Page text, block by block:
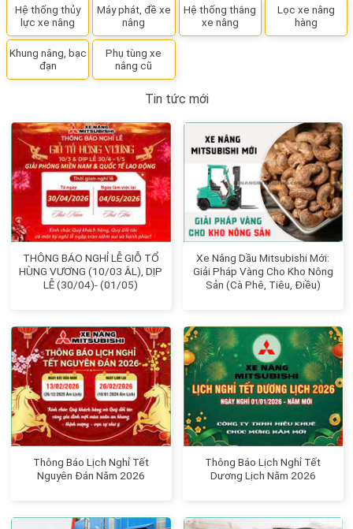
Hệ thống thủy
lực xe nâng
Máy phát, đề xe
nâng
Hệ thống thắng
xe nâng
Lọc xe nâng
hàng
Khung nâng, bạc
đạn
Phụ tùng xe
nâng cũ
Tin tức mới
THÔNG BÁO NGHỈ LỄ GIỖ TỔ
HÙNG VƯƠNG (10/03 ÂL), DỊP
LỄ (30/04)- (01/05)
Xe Nâng Dầu Mitsubishi Mới:
Giải Pháp Vàng Cho Kho Nông
Sản (Cà Phê, Tiêu, Điều)
Thông Báo Lịch Nghỉ Tết
Nguyên Đán Năm 2026
Thông Báo Lịch Nghỉ Tết
Dương Lịch Năm 2026